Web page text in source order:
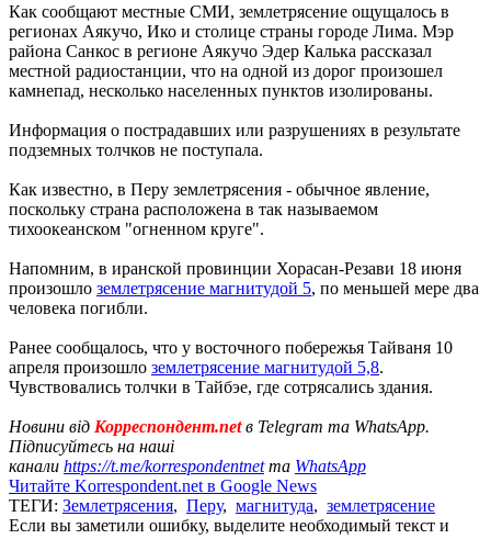
Как сообщают местные СМИ, землетрясение ощущалось в
регионах Аякучо, Ико и столице страны городе Лима. Мэр
района Санкос в регионе Аякучо Эдер Калька рассказал
местной радиостанции, что на одной из дорог произошел
камнепад, несколько населенных пунктов изолированы.
Информация о пострадавших или разрушениях в результате
подземных толчков не поступала.
Как известно, в Перу землетрясения - обычное явление,
поскольку страна расположена в так называемом
тихоокеанском "огненном круге".
Напомним, в иранской провинции Хорасан-Резави 18 июня
произошло землетрясение магнитудой 5, по меньшей мере два
человека погибли.
Ранее сообщалось, что у восточного побережья Тайваня 10
апреля произошло землетрясение магнитудой 5,8.
Чувствовались толчки в Тайбэе, где сотрясались здания.
Новини від Корреспондент.netв Telegram та WhatsApp.
Підписуйтесь на наші
канали https://t.me/korrespondentnetта WhatsApp
Читайте Korrespondent.net в Google News
ТЕГИ: Землетрясения, Перу, магнитуда, землетрясение
Если вы заметили ошибку, выделите необходимый текст и